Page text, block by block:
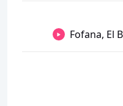
Fofana, El